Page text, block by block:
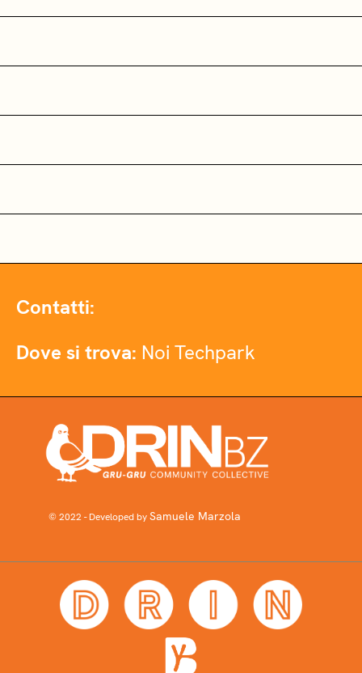
Contatti:
Dove si trova: Noi Techpark
© 2022 - Developed bySamuele Marzola